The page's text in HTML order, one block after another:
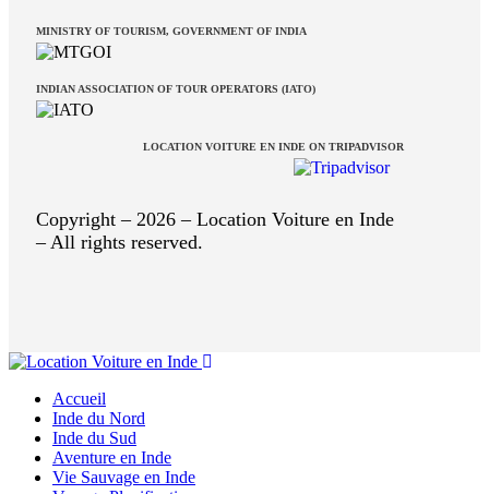
MINISTRY OF TOURISM, GOVERNMENT OF INDIA
INDIAN ASSOCIATION OF TOUR OPERATORS (IATO)
LOCATION VOITURE EN INDE ON TRIPADVISOR
Copyright – 2026 – Location Voiture en Inde
– All rights reserved.
Accueil
Inde du Nord
Inde du Sud
Aventure en Inde
Vie Sauvage en Inde